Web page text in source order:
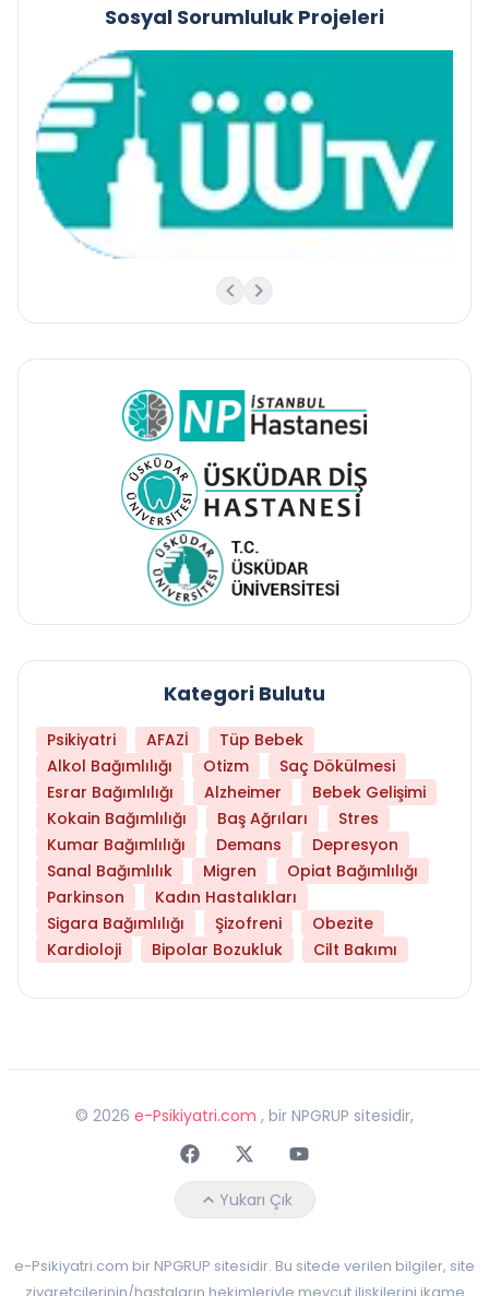
Sosyal Sorumluluk Projeleri
Kategori Bulutu
Psikiyatri AFAZİ
Tüp Bebek
Alkol Bağımlılığı
Otizm
Saç Dökülmesi
Esrar Bağımlılığı
Alzheimer
Bebek Gelişimi
Kokain Bağımlılığı
Baş Ağrıları
Stres
Kumar Bağımlılığı
Demans
Depresyon
Sanal Bağımlılık
Migren
Opiat Bağımlılığı
Parkinson
Kadın Hastalıkları
Sigara Bağımlılığı
Şizofreni
Obezite
Kardioloji
Bipolar Bozukluk Cilt Bakımı
© 2026 e-Psikiyatri.com , bir NPGRUP sitesidir,
FaceebokTwitterYoutube
Yukarı Çık
e-Psikiyatri.com bir NPGRUP sitesidir. Bu sitede verilen bilgiler, site